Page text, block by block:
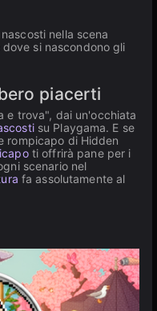
nella scena
si nascondono gli
piacerti
e trova", dai un'occhiata
su Playgama. E se
rompicapo di Hidden
ti offrirà pane per i
scenario nel
fa assolutamente al